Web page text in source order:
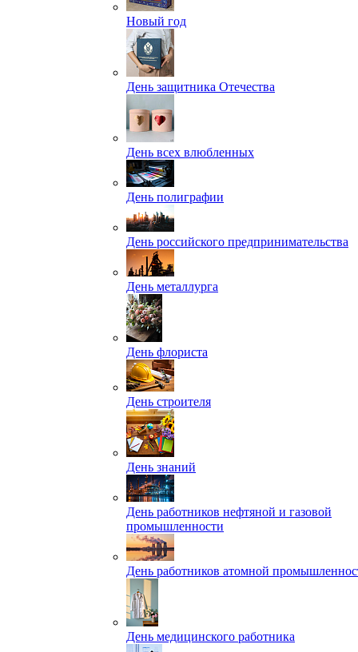
Новый год
День защитника Отечества
День всех влюбленных
День полиграфии
День российского предпринимательства
День металлурга
День флориста
День строителя
День знаний
День работников нефтяной и газовой
промышленности
День работников атомной
День медицинского работника